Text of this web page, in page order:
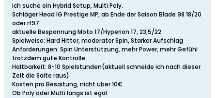
ich suche ein Hybrid Setup, Multi Poly.
Schläger Head IG Prestige MP, ab Ende der Saison Blade 98 18/20
oder rf97
aktuelle Bespannung Moto 17/Hyperion 17, 23,5/22
Spielweise: Hard Hitter, moderater Spin, Starker Aufschlag
Anforderungen: Spin Unterstützung, mehr Power, mehr Gefühl
trotzdem gute Kontrolle.
Haltbarkeit: 8-10 Spielstunden(aktuell schneide ich nach dieser
Zeit die Saite raus)
Kosten pro Besaitung, nicht über 10€
Ob Poly oder Multi längs ist egal